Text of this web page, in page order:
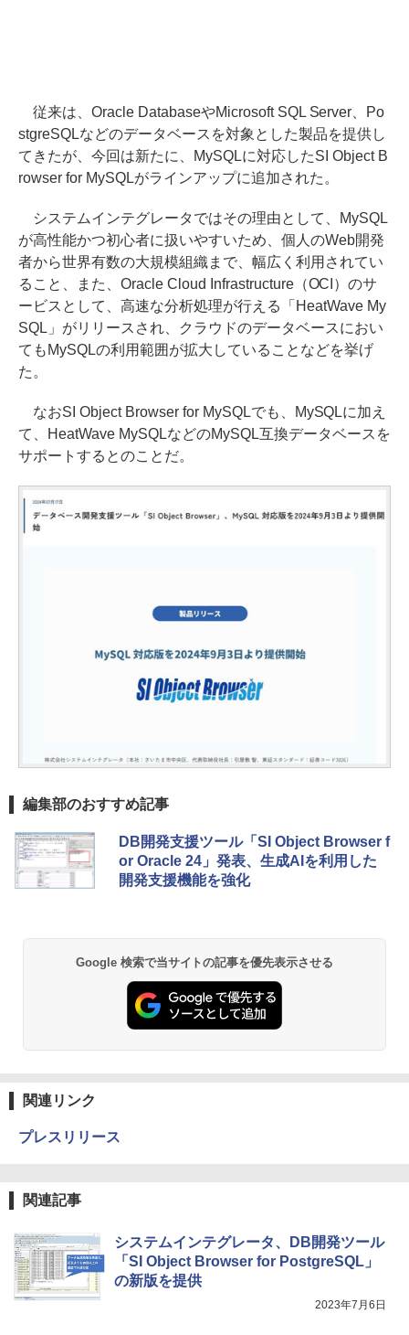
従来は、Oracle DatabaseやMicrosoft SQL Server、Po
stgreSQLなどのデータベースを対象とした製品を提供し
てきたが、今回は新たに、MySQLに対応したSI Object B
rowser for MySQLがラインアップに追加された。
システムインテグレータではその理由として、MySQL
が高性能かつ初心者に扱いやすいため、個人のWeb開発
者から世界有数の大規模組織まで、幅広く利用されてい
ること、また、Oracle Cloud Infrastructure（OCI）のサ
ービスとして、高速な分析処理が行える「HeatWave My
SQL」がリリースされ、クラウドのデータベースにおい
てもMySQLの利用範囲が拡大していることなどを挙げ
た。
なおSI Object Browser for MySQLでも、MySQLに加え
て、HeatWave MySQLなどのMySQL互換データベースを
サポートするとのことだ。
編集部のおすすめ記事
DB開発支援ツール「SI Object Browser f
or Oracle 24」発表、生成AIを利用した
開発支援機能を強化
Google 検索で当サイトの記事を優先表示させる
関連リンク
プレスリリース
関連記事
システムインテグレータ、DB開発ツール
「SI Object Browser for PostgreSQL」
の新版を提供
2023年7月6日